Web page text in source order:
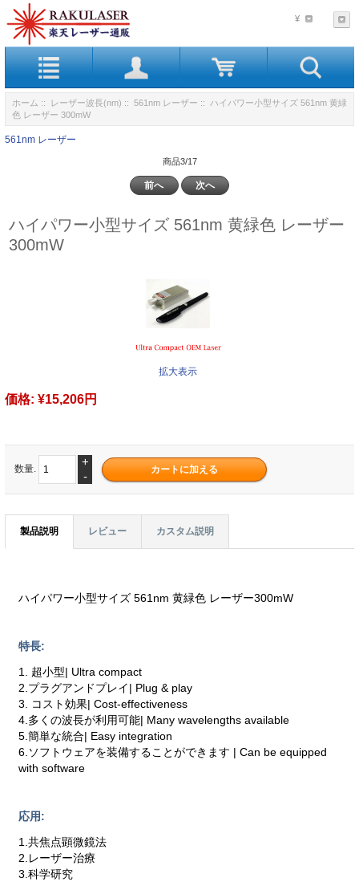
¥
ホーム :: レーザー波長(nm) :: 561nm レーザー :: ハイパワー小型サイズ 561nm 黄緑
色 レーザー 300mW
561nm レーザー
商品3/17
前へ 次へ
ハイパワー小型サイズ 561nm 黄緑色 レーザー
300mW
拡大表示
価格: ¥15,206円
数量.
+
-
製品説明 レビュー カスタム説明
ハイパワー小型サイズ 561nm 黄緑色 レーザー300mW
特長:
1. 超小型| Ultra compact
2.プラグアンドプレイ| Plug & play
3. コスト効果| Cost-effectiveness
4.多くの波長が利用可能| Many wavelengths available
5.簡単な統合| Easy integration
6.ソフトウェアを装備することができます | Can be equipped
with software
応用:
1.共焦点顕微鏡法
2.レーザー治療
3.科学研究